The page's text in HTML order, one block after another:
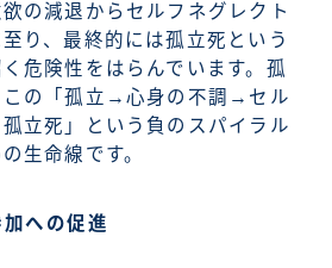
の減退からセルフネグレクト
至り、最終的には孤立死という
危険性をはらんでいます。孤
この「孤立→心身の不調→セル
立死」という負のスパイラル
生命線です。
への促進